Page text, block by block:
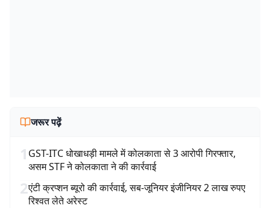
जरूर पढ़ें
1 GST-ITC धोखाधड़ी मामले में कोलकाता से 3 आरोपी गिरफ्तार,
असम STF ने कोलकाता ने की कार्रवाई
2एंटी क्रप्शन ब्यूरो की कार्रवाई, सब-जूनियर इंजीनियर 2 लाख रुपए
रिश्वत लेते अरेस्ट